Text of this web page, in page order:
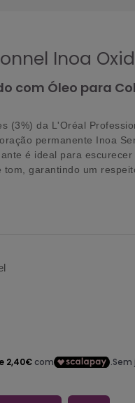
Inoa
com Óleo para
(3%) da L'Oréal
permanente Inoa
é ideal para
garantindo um